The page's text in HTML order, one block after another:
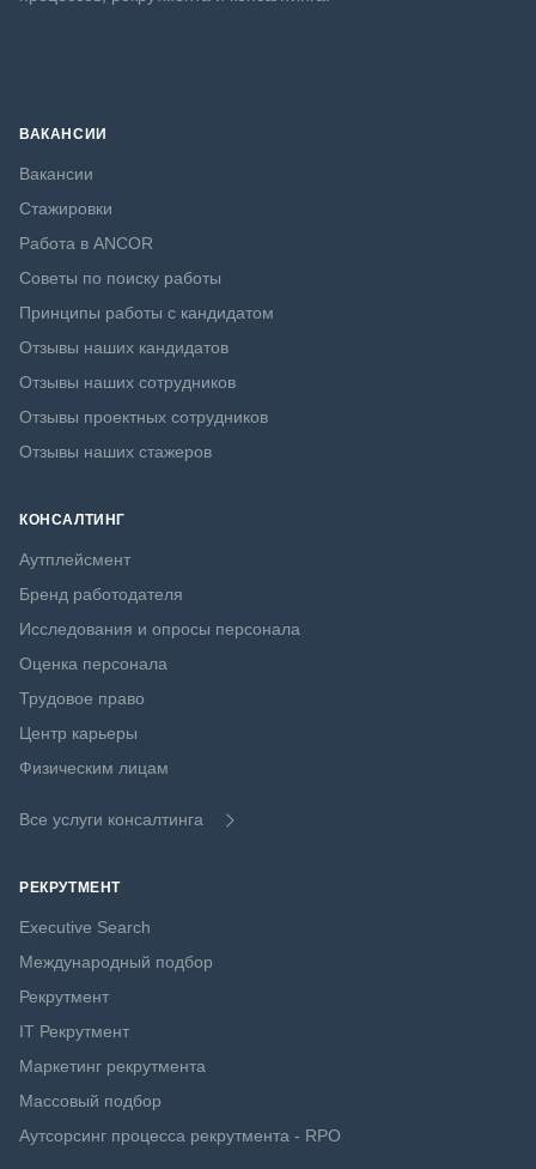
ВАКАНСИИ
Вакансии
Стажировки
Работа в ANCOR
Советы по поиску работы
Принципы работы с кандидатом
Отзывы наших кандидатов
Отзывы наших сотрудников
Отзывы проектных сотрудников
Отзывы наших стажеров
КОНСАЛТИНГ
Аутплейсмент
Бренд работодателя
Исследования и опросы персонала
Оценка персонала
Трудовое право
Центр карьеры
Физическим лицам
Все услуги консалтинга
РЕКРУТМЕНТ
Executive Search
Международный подбор
Рекрутмент
IT Рекрутмент
Маркетинг рекрутмента
Массовый подбор
Аутсорсинг процесса рекрутмента - RPO